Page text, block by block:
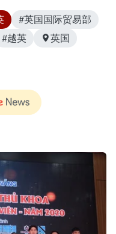
#英国国际贸易部
#越英 英国